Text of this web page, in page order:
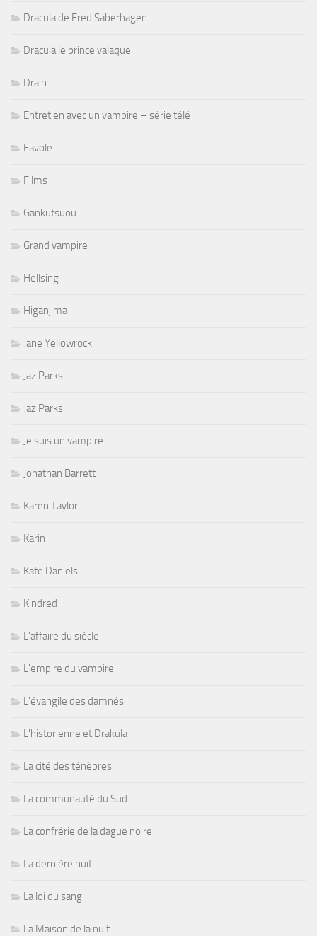
Dracula de Fred Saberhagen
Dracula le prince valaque
Drain
Entretien avec un vampire – série télé
Favole
Films
Gankutsuou
Grand vampire
Hellsing
Higanjima
Jane Yellowrock
Jaz Parks
Jaz Parks
Je suis un vampire
Jonathan Barrett
Karen Taylor
Karin
Kate Daniels
Kindred
L'affaire du siècle
L'empire du vampire
L'évangile des damnés
L'historienne et Drakula
La cité des ténèbres
La communauté du Sud
La confrérie de la dague noire
La dernière nuit
La loi du sang
La Maison de la nuit